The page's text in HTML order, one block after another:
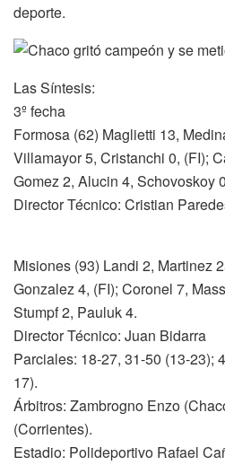
deporte.
Las Síntesis:
3º fecha
Formosa (62) Maglietti 13,
Villamayor 5, Cristanchi 0, (FI);
Gomez 2, Alucin 4, Schovoskoy
Director Técnico: Cristian
Misiones (93) Landi 2, Martinez
Gonzalez 4, (FI); Coronel 7,
Stumpf 2, Pauluk 4.
Director Técnico: Juan Bidarra
Parciales: 18-27, 31-50 (13-23);
17).
Árbitros: Zambrogno Enzo
(Corrientes).
Estadio: Polideportivo Rafael